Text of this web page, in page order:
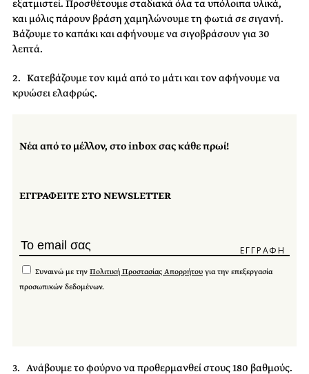
εξατμιστεί. Προσθέτουμε σταδιακά όλα τα υπόλοιπα υλικά,
και μόλις πάρουν βράση χαμηλώνουμε τη φωτιά σε σιγανή.
Βάζουμε το καπάκι και αφήνουμε να σιγοβράσουν για 30
λεπτά.
2. Κατεβάζουμε τον κιμά από το μάτι και τον αφήνουμε να
κρυώσει ελαφρώς.
Νέα από το μέλλον, στο inbox σας κάθε πρωί!
ΕΓΓΡΑΦΕΙΤΕ ΣΤΟ NEWSLETTER
Συναινώ με την Πολιτική Προστασίας Απορρήτου για την επεξεργασία
προσωπικών δεδομένων.
3. Ανάβουμε το φούρνο να προθερμανθεί στους 180 βαθμούς.